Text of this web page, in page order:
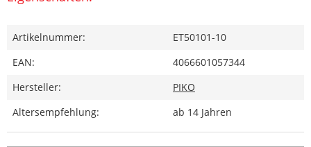
Artikelnummer:
ET50101-10
EAN:
4066601057344
Hersteller:
PIKO
Altersempfehlung:
ab 14 Jahren